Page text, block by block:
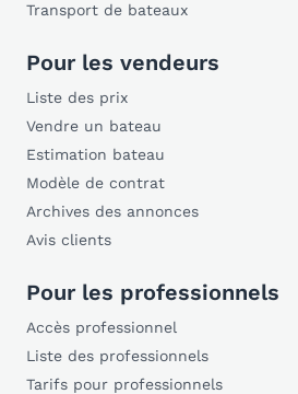
Transport de bateaux
Pour les vendeurs
Liste des prix
Vendre un bateau
Estimation bateau
Modèle de contrat
Archives des annonces
Avis clients
Pour les professionnels
Accès professionnel
Liste des professionnels
Tarifs pour professionnels